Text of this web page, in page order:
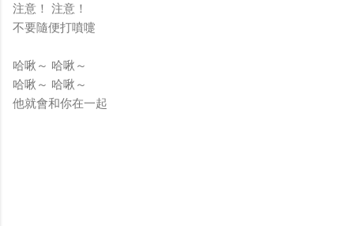
注意！ 注意！
不要隨便打噴嚏
哈啾～ 哈啾～
哈啾～ 哈啾～
他就會和你在一起